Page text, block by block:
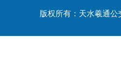
版权所有：天水羲通